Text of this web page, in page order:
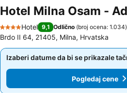
Hotel Milna Osam -
4 Zvezdice
Hotel 9,1 Odlično (broj ocena: 1.034)
Brdo II 64, 21405, Milna, Hrvatska
Izaberi datume da bi se prikazale
Pogledaj cene
Izaberi datume da bi se prikazale
Pogledaj cene